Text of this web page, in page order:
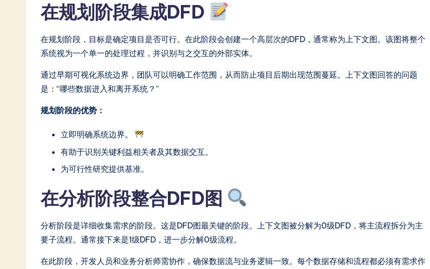
ti
在规划阶段集成DFD
在规划阶段，目标是确定项目是否可行。在此阶段会创建一个高层次的DFD，通常称为上下文图。该图将整个
系统视为一个单一的处理过程，并识别与之交互的外部实体。
通过早期可视化系统边界，团队可以明确工作范围，从而防止项目后期出现范围蔓延。上下文图回答的问题
是：“哪些数据进入和离开系统？”
规划阶段的优势：
立即明确系统边界。
有助于识别关键利益相关者及其数据交互。
为可行性研究提供基准。
在分析阶段整合DFD图
分析阶段是详细收集需求的阶段。这是DFD图最关键的阶段。上下文图被分解为0级DFD，将主流程拆分为主
要子流程。通常接下来是1级DFD，进一步分解0级流程。
在此阶段，开发人员和业务分析师需协作，确保数据流与业务逻辑一致。每个数据存储和流程都必须有需求作